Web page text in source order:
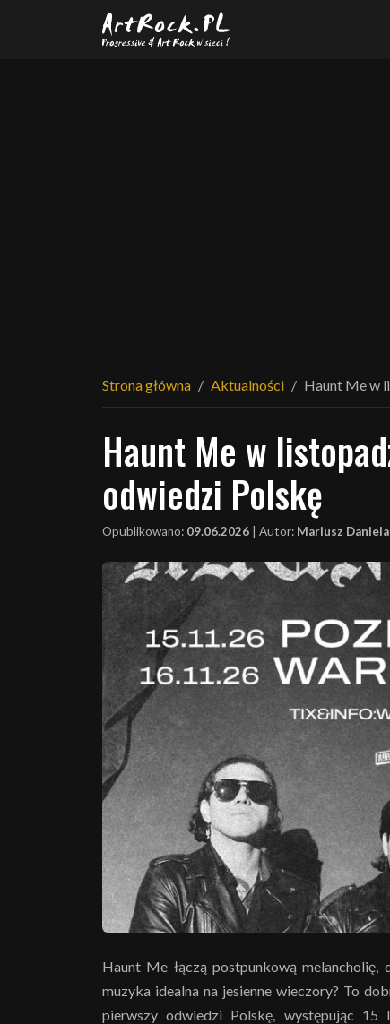
Przejdź do treści głównej
Strona główna Aktualności Haunt Me w
Haunt Me w
odwiedzi Polskę
Opublikowano: 09.06.2026 Autor: Mariusz
Haunt Me łączą postpunkową
muzyka idealna na jesienne wieczory? To
pierwszy odwiedzi Polskę, występując